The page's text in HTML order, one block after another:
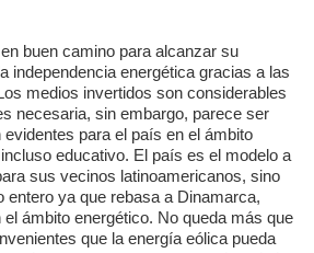
independencia energética gracias a las
medios invertidos son considerables
necesaria, sin embargo, parece ser
para el país en el ámbito
educativo. El país es el modelo a
sus vecinos latinoamericanos, sino
entero ya que rebasa a Dinamarca,
ámbito energético. No queda más que
que la energía eólica pueda